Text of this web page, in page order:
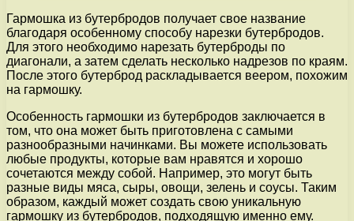
Гармошка из бутербродов получает свое название
благодаря особенному способу нарезки бутербродов.
Для этого необходимо нарезать бутерброды по
диагонали, а затем сделать несколько надрезов по краям.
После этого бутерброд раскладывается веером, похожим
на гармошку.
Особенность гармошки из бутербродов заключается в
том, что она может быть приготовлена с самыми
разнообразными начинками. Вы можете использовать
любые продукты, которые вам нравятся и хорошо
сочетаются между собой. Например, это могут быть
разные виды мяса, сыры, овощи, зелень и соусы. Таким
образом, каждый может создать свою уникальную
гармошку из бутербродов, подходящую именно ему.